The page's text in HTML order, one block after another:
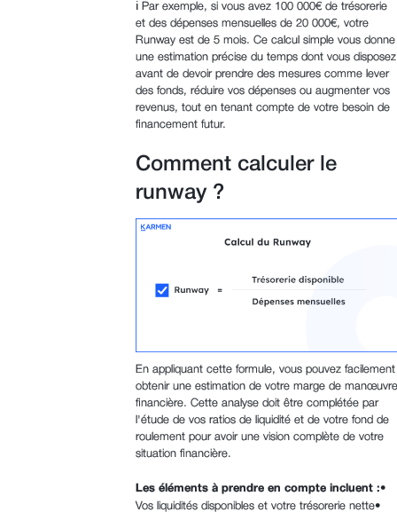
ℹ️ Par exemple, si vous avez 100 000€ de trésorerie
et des dépenses mensuelles de 20 000€, votre
Runway est de 5 mois. Ce calcul simple vous donne
une estimation précise du temps dont vous disposez
avant de devoir prendre des mesures comme lever
des fonds, réduire vos dépenses ou augmenter vos
revenus, tout en tenant compte de votre besoin de
financement futur.
Comment calculer le
runway ?
En appliquant cette formule, vous pouvez facilement
obtenir une estimation de votre marge de manœuvre
financière. Cette analyse doit être complétée par
l'étude de vos ratios de liquidité et de votre fond de
roulement pour avoir une vision complète de votre
situation financière.
Les éléments à prendre en compte incluent :•
Vos liquidités disponibles et votre trésorerie nette•